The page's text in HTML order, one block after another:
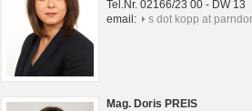
Tel.Nr. 02166/23 00 - DW 13
email:
s dot kopp at
Mag. Doris PREIS